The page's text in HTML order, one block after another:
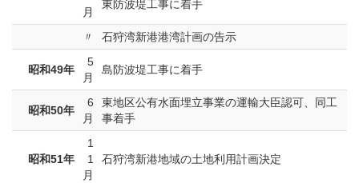
月
東防波堤工事に着手
〃 石狩湾新港港湾計画の告示
昭和49年
5
月
島防波堤工事に着手
昭和50年
6
月
東地区公有水面埋立事業の運輸大臣認可、同工
事着手
昭和51年
1
1
月
石狩湾新港地域の土地利用計画決定